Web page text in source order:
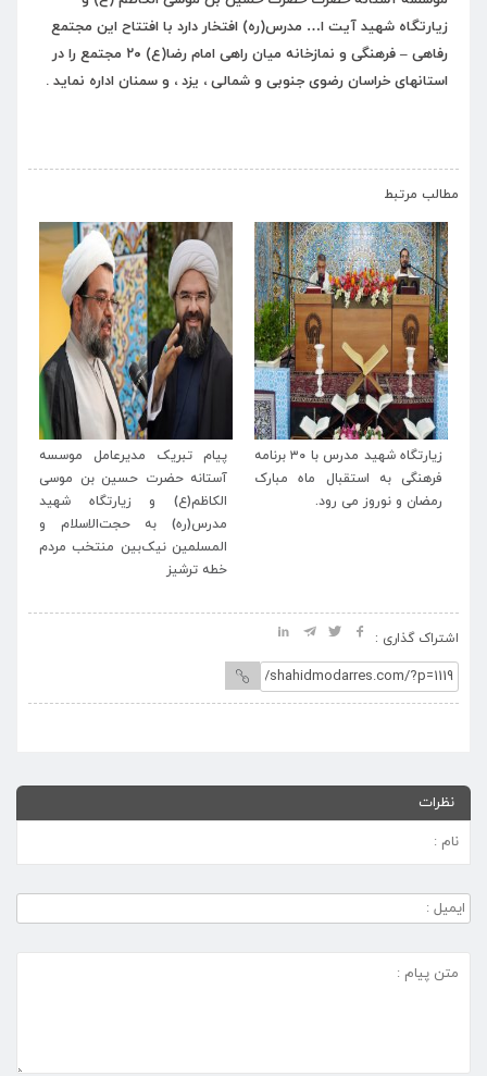
زیارتگاه شهید آیت ا… مدرس(ره) افتخار دارد با افتتاح این مجتمع
رفاهی – فرهنگی و نمازخانه میان راهی امام رضا(ع) ۲۰ مجتمع را در
استانهای خراسان رضوی جنوبی و شمالی ، یزد ، و سمنان اداره نماید .
مطالب مرتبط
زیارتگاه شهید مدرس با ۳۰ برنامه
فرهنگی به استقبال ماه مبارک
رمضان و نوروز می رود.
پیام تبریک مدیرعامل موسسه
آستانه حضرت حسین بن موسی
الکاظم(ع) و زیارتگاه شهید
مدرس(ره) به حجت‌الاسلام و
المسلمین نیک‌بین منتخب مردم
خطه ترشیز
اشتراک گذاری :
نظرات